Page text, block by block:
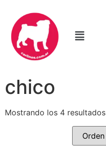
chico
Mostrando los 4 resultados